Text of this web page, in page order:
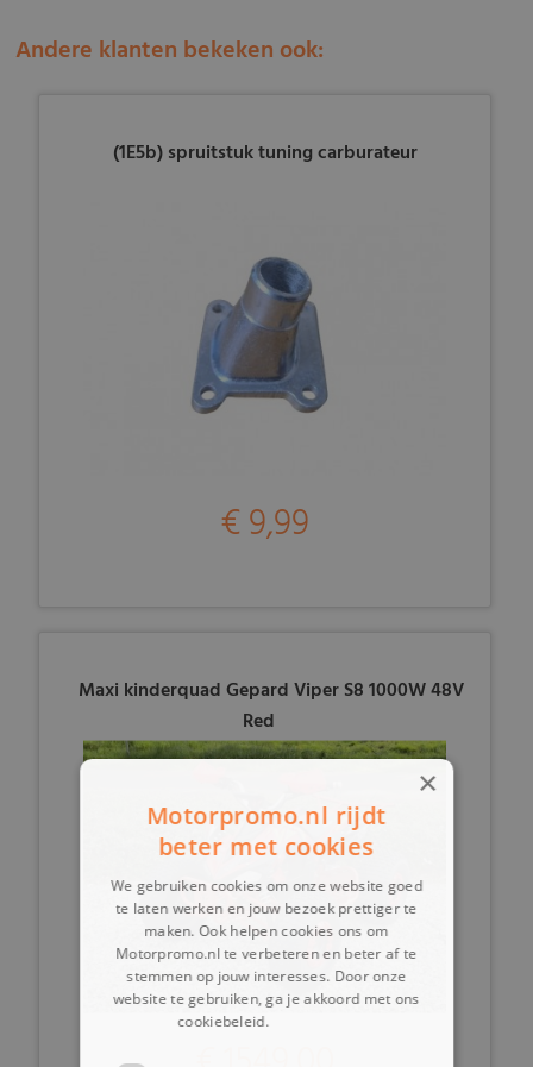
Andere klanten bekeken ook:
(1E5b) spruitstuk tuning carburateur
€ 9,99
Maxi kinderquad Gepard Viper S8 1000W 48V
Red
×
Motorpromo.nl rijdt
beter met cookies
We gebruiken cookies om onze website goed
te laten werken en jouw bezoek prettiger te
maken. Ook helpen cookies ons om
Motorpromo.nl te verbeteren en beter af te
stemmen op jouw interesses. Door onze
website te gebruiken, ga je akkoord met ons
cookiebeleid.